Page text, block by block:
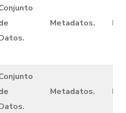
Metadatos.
Metadatos.